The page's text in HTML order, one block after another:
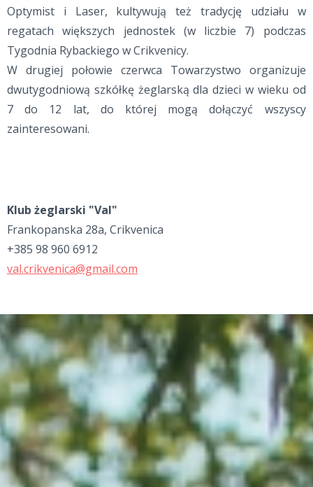
Optymist i Laser, kultywują też tradycję udziału w
regatach większych jednostek (w liczbie 7) podczas
Tygodnia Rybackiego w Crikvenicy.
W drugiej połowie czerwca Towarzystwo organizuje
dwutygodniową szkółkę żeglarską dla dzieci w wieku od
7 do 12 lat, do której mogą dołączyć wszyscy
zainteresowani.
Klub żeglarski "Val"
Frankopanska 28a, Crikvenica
+385 98 960 6912
val.crikvenica@gmail.com